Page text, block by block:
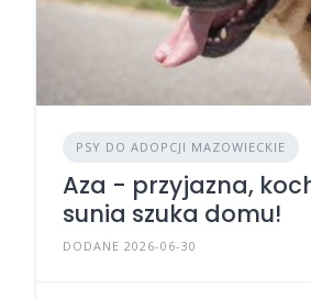
PSY DO ADOPCJI MAZOWIECKIE
Aza - przyjazna,
sunia szuka domu!
DODANE 2026-06-30